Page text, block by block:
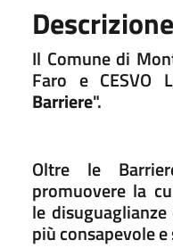
Descrizione
Il Comune di
Faro e CESVO
Barriere".
Oltre le
promuovere la
le
più consapevole